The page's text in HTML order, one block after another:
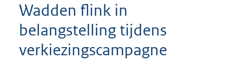
Wadden flink in
belangstelling tijdens
verkiezingscampagne